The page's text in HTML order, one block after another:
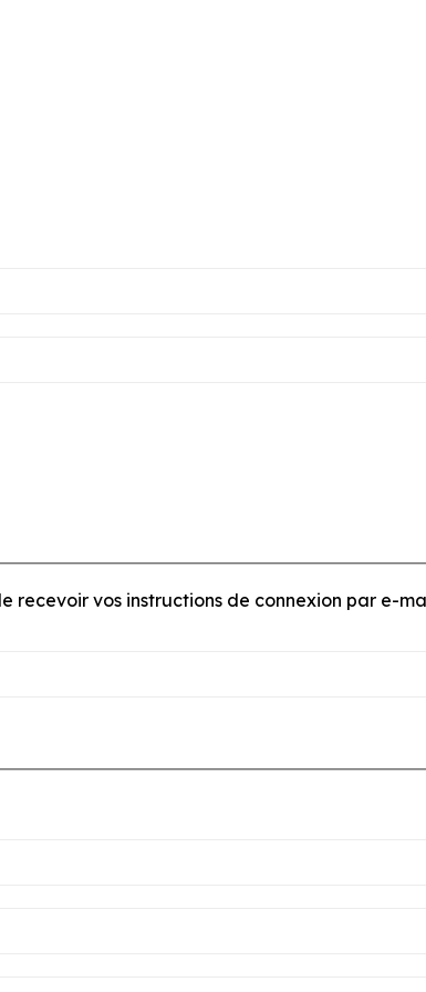
mail afin de recevoir vos instructions de connexion par e-